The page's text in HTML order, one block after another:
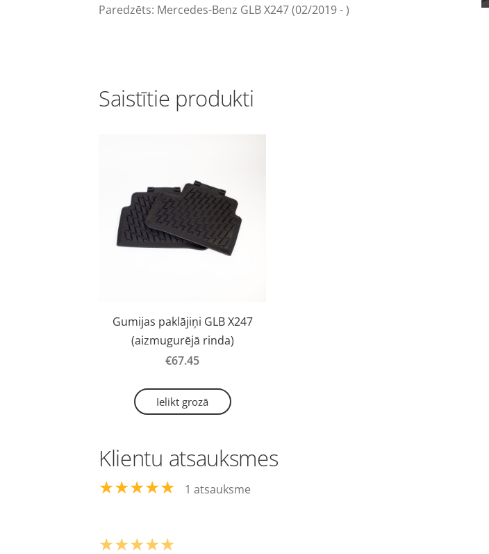
Paredzēts: Mercedes-Benz GLB X247 (02/2019 - )
Saistītie produkti
Gumijas paklājiņi GLB X247
(aizmugurējā rinda)
€67.45
Ielikt grozā
Klientu atsauksmes
★★★★★ 1 atsauksme
★★★★★